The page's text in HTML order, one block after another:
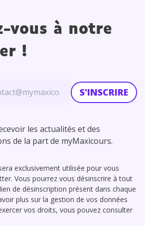
vous à notre
!
S'INSCRIRE
les actualités et des
de la part de myMaxicours.
exclusivement utilisée pour vous
Vous pourrez vous désinscrire à tout
de désinscription présent dans chaque
plus sur la gestion de vos données
vos droits, vous pouvez consulter